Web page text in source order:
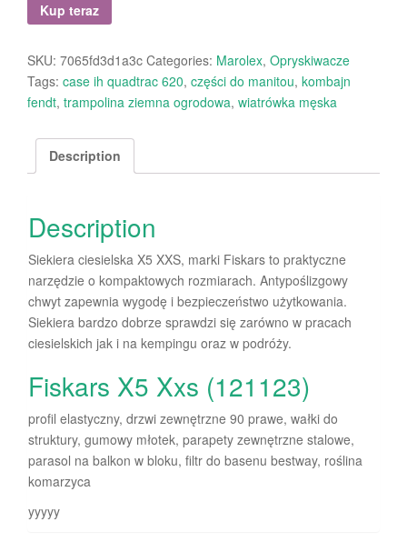
Kup teraz
SKU: 7065fd3d1a3c Categories: Marolex, Opryskiwacze
Tags: case ih quadtrac 620, części do manitou, kombajn
fendt, trampolina ziemna ogrodowa, wiatrówka męska
Description
Description
Siekiera ciesielska X5 XXS, marki Fiskars to praktyczne
narzędzie o kompaktowych rozmiarach. Antypoślizgowy
chwyt zapewnia wygodę i bezpieczeństwo użytkowania.
Siekiera bardzo dobrze sprawdzi się zarówno w pracach
ciesielskich jak i na kempingu oraz w podróży.
Fiskars X5 Xxs (121123)
profil elastyczny, drzwi zewnętrzne 90 prawe, wałki do
struktury, gumowy młotek, parapety zewnętrzne stalowe,
parasol na balkon w bloku, filtr do basenu bestway, roślina
komarzyca
yyyyy